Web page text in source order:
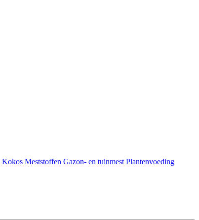
Kokos Meststoffen Gazon- en tuinmest Plantenvoeding